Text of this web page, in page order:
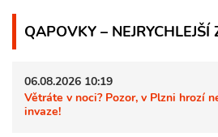
QAPOVKY – NEJRYCHLEJŠÍ
06.08.2026 10:19
Větráte v noci? Pozor, v Plzni hrozí
invaze!